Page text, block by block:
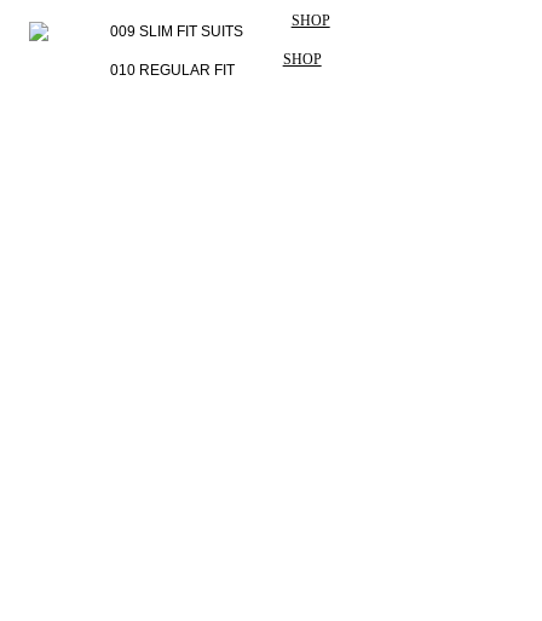
009 SLIM FIT SUITS
SHOP
010 REGULAR FIT
SHOP